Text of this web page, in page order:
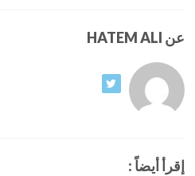
عن HATEM ALI
إقرأ أيضاً :